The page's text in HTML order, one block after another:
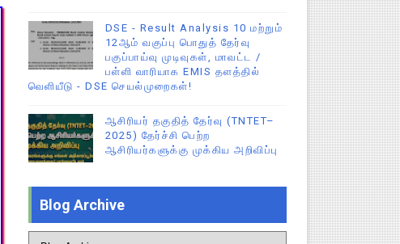
DSE - Result Analysis 10 மற்றும்
12ஆம் வகுப்பு பொதுத் தேர்வு
பகுப்பாய்வு முடிவுகள், மாவட்ட /
பள்ளி வாரியாக EMIS தளத்தில்
வெளியீடு - DSE செயல்முறைகள்!
ஆசிரியர் தகுதித் தேர்வு (TNTET–
2025) தேர்ச்சி பெற்ற
ஆசிரியர்களுக்கு முக்கிய அறிவிப்பு
Blog Archive